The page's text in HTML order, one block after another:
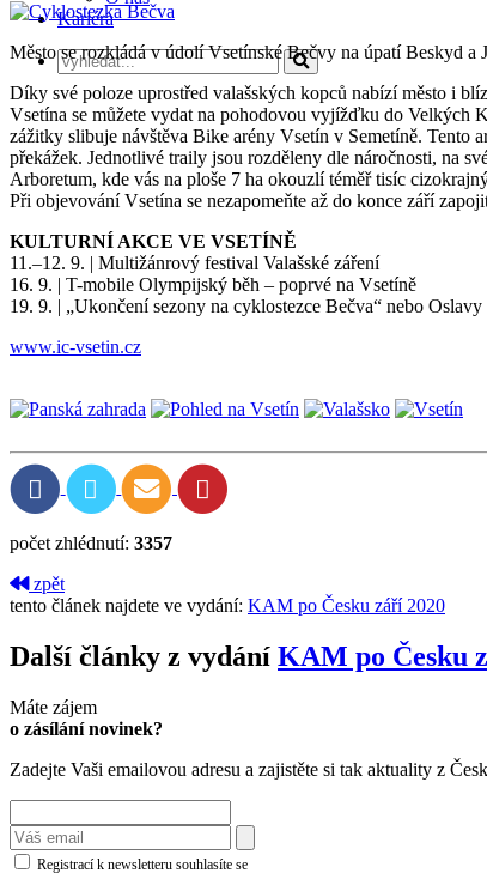
Kariéra
Město se rozkládá v údolí Vsetínské Bečvy na úpatí Beskyd
Díky své poloze uprostřed valašských kopců nabízí město i
Vsetína se můžete vydat na pohodovou vyjížďku do Velkých
zážitky slibuje návštěva Bike arény Vsetín v Semetíně. Tento
překážek. Jednotlivé traily jsou rozděleny dle náročnosti, na
Arboretum, kde vás na ploše 7 ha okouzlí téměř tisíc
Při objevování Vsetína se nezapomeňte až do konce září
KULTURNÍ AKCE VE VSETÍNĚ
11.–12. 9. | Multižánrový festival Valašské záření
16. 9. | T-mobile Olympijský běh – poprvé na Vsetíně
19. 9. | „Ukončení sezony na cyklostezce Bečva“ nebo
www.ic-vsetin.cz
počet zhlédnutí: 3357
zpět
tento článek najdete ve vydání: KAM po Česku září 2020
Další články z vydání KAM po Česku
Máte zájem
o zásílání novinek?
Zadejte Vaši emailovou adresu a zajistěte si tak aktuality z
Registrací k newsletteru souhlasíte se